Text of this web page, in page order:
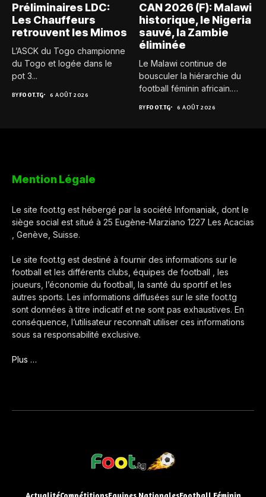
Préliminaires LDC:
Les Chauffeurs
retrouvent les Mimos
L’ASCK du Togo championne
du Togo et logée dans le
pot 3...
BYFOOT.TG 6 AOÛT 2026
CAN 2026 (F): Malawi
historique, le Nigeria
sauvé, la Zambie
éliminée
Le Malawi continue de
bousculer la hiérarchie du
football féminin africain.
BYFOOT.TG 6 AOÛT 2026
Mention Légale
Le site foot.tg est hébergé par la société Infomaniak, dont le
siège social est situé à 25 Eugène-Marziano 1227 Les Acacias
, Genève, Suisse.
Le site foot.tg est destiné à fournir des informations sur le
football et les différents clubs, équipes de football , les
joueurs, l’économie du football, la santé du sportif et les
autres sports. Les informations diffusées sur le site foot.tg
sont données à titre indicatif et ne sont pas exhaustives. En
conséquence, l’utilisateur reconnaît utiliser ces informations
sous sa responsabilité exclusive.
Plus …
ActualitéCompétitionsEquipes NationalesFootball Féminin